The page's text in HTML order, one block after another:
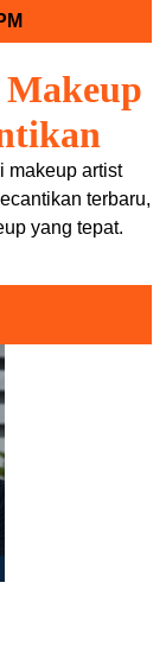
Makeup
makeup artist
terbaru,
yang tepat.